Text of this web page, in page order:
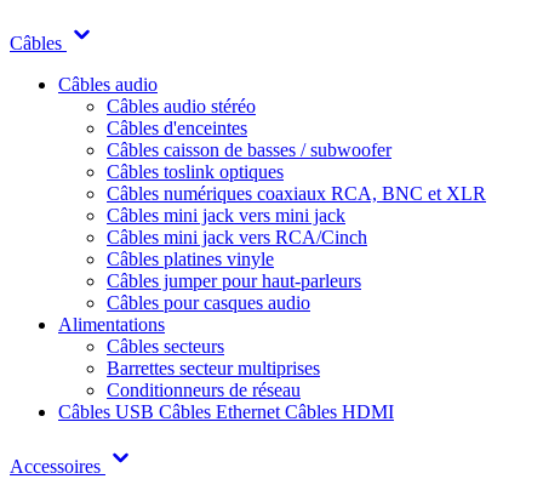
Câbles
Câbles audio
Câbles audio stéréo
Câbles d'enceintes
Câbles caisson de basses / subwoofer
Câbles toslink optiques
Câbles numériques coaxiaux RCA, BNC et XLR
Câbles mini jack vers mini jack
Câbles mini jack vers RCA/Cinch
Câbles platines vinyle
Câbles jumper pour haut-parleurs
Câbles pour casques audio
Alimentations
Câbles secteurs
Barrettes secteur multiprises
Conditionneurs de réseau
Câbles USB Câbles Ethernet Câbles HDMI
Accessoires